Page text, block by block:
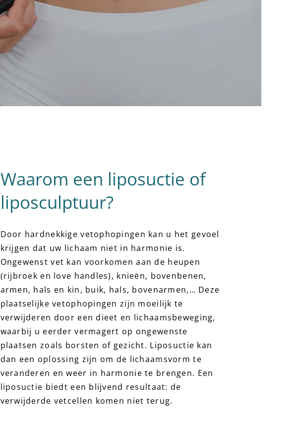
Waarom een liposuctie of
liposculptuur?
Door hardnekkige vetophopingen kan u het gevoel
krijgen dat uw lichaam niet in harmonie is.
Ongewenst vet kan voorkomen aan de heupen
(rijbroek en love handles), knieën, bovenbenen,
armen, hals en kin, buik, hals, bovenarmen,… Deze
plaatselijke vetophopingen zijn moeilijk te
verwijderen door een dieet en lichaamsbeweging,
waarbij u eerder vermagert op ongewenste
plaatsen zoals borsten of gezicht. Liposuctie kan
dan een oplossing zijn om de lichaamsvorm te
veranderen en weer in harmonie te brengen. Een
liposuctie biedt een blijvend resultaat: de
verwijderde vetcellen komen niet terug.